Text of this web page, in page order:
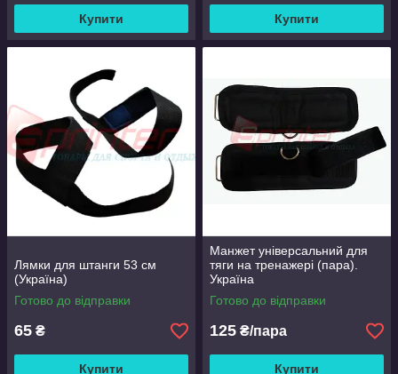
Купити Купити
Лямки для штанги 53 см
(Україна)
Готово до відправки
65 ₴
Купити
Манжет універсальний для
тяги на тренажері (пара).
Україна
Готово до відправки
125 ₴/пара
Купити